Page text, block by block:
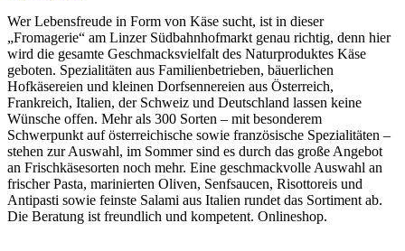
Wer Lebensfreude in Form von Käse sucht, ist in dieser
„Fromagerie“ am Linzer Südbahnhofmarkt genau richtig, denn hier
wird die gesamte Geschmacksvielfalt des Naturproduktes Käse
geboten. Spezialitäten aus Familienbetrieben, bäuerlichen
Hofkäsereien und kleinen Dorfsennereien aus Österreich,
Frankreich, Italien, der Schweiz und Deutschland lassen keine
Wünsche offen. Mehr als 300 Sorten – mit besonderem
Schwerpunkt auf österreichische sowie französische Spezialitäten –
stehen zur Auswahl, im Sommer sind es durch das große Angebot
an Frischkäsesorten noch mehr. Eine geschmackvolle Auswahl an
frischer Pasta, marinierten Oliven, Senfsaucen, Risottoreis und
Antipasti sowie feinste Salami aus Italien rundet das Sortiment ab.
Die Beratung ist freundlich und kompetent. Onlineshop.